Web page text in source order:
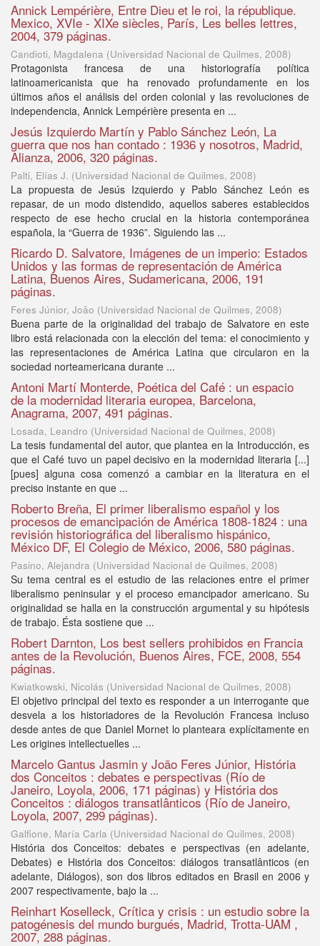
Annick Lempérière, Entre Dieu et le roi, la république.
Mexico, XVIe - XIXe siècles, París, Les belles lettres,
2004, 379 páginas.
Candioti, Magdalena (Universidad Nacional de Quilmes, 2008)
Protagonista francesa de una historiografía política
latinoamericanista que ha renovado profundamente en los
últimos años el análisis del orden colonial y las revoluciones de
independencia, Annick Lempérière presenta en ...
Jesús Izquierdo Martín y Pablo Sánchez León, La
guerra que nos han contado : 1936 y nosotros, Madrid,
Alianza, 2006, 320 páginas.
Palti, Elías J. (Universidad Nacional de Quilmes, 2008)
La propuesta de Jesús Izquierdo y Pablo Sánchez León es
repasar, de un modo distendido, aquellos saberes establecidos
respecto de ese hecho crucial en la historia contemporánea
española, la “Guerra de 1936”. Siguiendo las ...
Ricardo D. Salvatore, Imágenes de un imperio: Estados
Unidos y las formas de representación de América
Latina, Buenos Aires, Sudamericana, 2006, 191
páginas.
Feres Júnior, João (Universidad Nacional de Quilmes, 2008)
Buena parte de la originalidad del trabajo de Salvatore en este
libro está relacionada con la elección del tema: el conocimiento y
las representaciones de América Latina que circularon en la
sociedad norteamericana durante ...
Antoni Martí Monterde, Poética del Café : un espacio
de la modernidad literaria europea, Barcelona,
Anagrama, 2007, 491 páginas.
Losada, Leandro (Universidad Nacional de Quilmes, 2008)
La tesis fundamental del autor, que plantea en la Introducción, es
que el Café tuvo un papel decisivo en la modernidad literaria [...]
[pues] alguna cosa comenzó a cambiar en la literatura en el
preciso instante en que ...
Roberto Breña, El primer liberalismo español y los
procesos de emancipación de América 1808-1824 : una
revisión historiográfica del liberalismo hispánico,
México DF, El Colegio de México, 2006, 580 páginas.
Pasino, Alejandra (Universidad Nacional de Quilmes, 2008)
Su tema central es el estudio de las relaciones entre el primer
liberalismo peninsular y el proceso emancipador americano. Su
originalidad se halla en la construcción argumental y su hipótesis
de trabajo. Ésta sostiene que ...
Robert Darnton, Los best sellers prohibidos en Francia
antes de la Revolución, Buenos Aires, FCE, 2008, 554
páginas.
Kwiatkowski, Nicolás (Universidad Nacional de Quilmes, 2008)
El objetivo principal del texto es responder a un interrogante que
desvela a los historiadores de la Revolución Francesa incluso
desde antes de que Daniel Mornet lo planteara explícitamente en
Les origines intellectuelles ...
Marcelo Gantus Jasmin y João Feres Júnior, História
dos Conceitos : debates e perspectivas (Río de
Janeiro, Loyola, 2006, 171 páginas) y História dos
Conceitos : diálogos transatlânticos (Río de Janeiro,
Loyola, 2007, 299 páginas).
Galfione, María Carla (Universidad Nacional de Quilmes, 2008)
História dos Conceitos: debates e perspectivas (en adelante,
Debates) e História dos Conceitos: diálogos transatlânticos (en
adelante, Diálogos), son dos libros editados en Brasil en 2006 y
2007 respectivamente, bajo la ...
Reinhart Koselleck, Crítica y crisis : un estudio sobre la
patogénesis del mundo burgués, Madrid, Trotta-UAM ,
2007, 288 páginas.